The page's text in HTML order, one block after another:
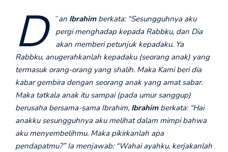
“
D an Ibrahimberkata: “Sesungguhnya aku
pergi menghadap kepada Rabbku, dan Dia
akan memberi petunjuk kepadaku. Ya
Rabbku, anugerahkanlah kepadaku (seorang anak) yang
termasuk orang-orang yang shalih. Maka Kami beri dia
kabar gembira dengan seorang anak yang amat sabar.
Maka tatkala anak itu sampai (pada umur sanggup)
berusaha bersama-sama Ibrahim, Ibrahimberkata: “Hai
anakku sesungguhnya aku melihat dalam mimpi bahwa
aku menyembelihmu. Maka pikirkanlah apa
pendapatmu?” Ia menjawab: “Wahai ayahku, kerjakanlah